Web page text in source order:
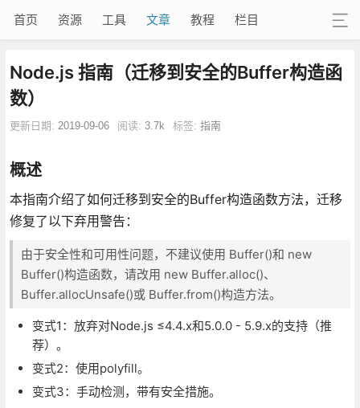
首页 资源 工具 文章 教程 栏目
Node.js 指南（迁移到安全的Buffer构造函
数）
更新日期: 2019-09-06 阅读: 3.7k 标签: 指南
概述
本指南介绍了如何迁移到安全的Buffer构造函数方法，迁移
修复了以下弃用警告：
由于安全性和可用性问题，不建议使用 Buffer()和 new
Buffer()构造函数，请改用 new Buffer.alloc()、
Buffer.allocUnsafe()或 Buffer.from()构造方法。
变式1：放弃对Node.js ≤4.4.x和5.0.0 - 5.9.x的支持（推
荐）。
变式2：使用polyfill。
变式3：手动检测，带有安全措施。